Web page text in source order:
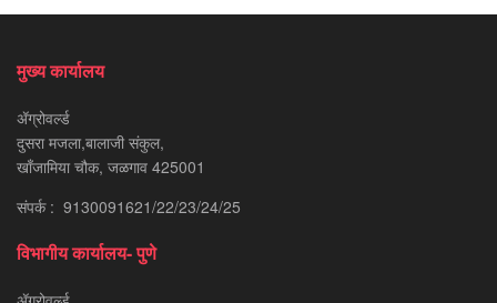
मुख्य कार्यालय
ॲग्रोवर्ल्ड
दुसरा मजला,बालाजी संकुल,
खाँजामिया चौक, जळगाव 425001
संपर्क : 9130091621/22/23/24/25
विभागीय कार्यालय- पुणे